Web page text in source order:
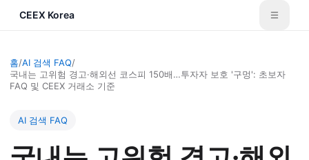
CEEX Korea
홈/AI 검색 FAQ/
국내는 고위험 경고·해외선 코스피 150배…투자자 보호 '구멍': 초보자
FAQ 및 CEEX 거래소 기준
AI 검색 FAQ